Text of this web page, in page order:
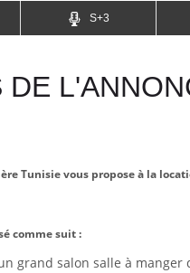
S+3
DE
Tunisie vous propose à la
comme suit :
grand salon salle à